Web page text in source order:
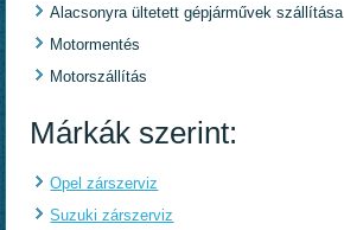
Alacsonyra ültetett gépjárművek szállítása
Motormentés
Motorszállítás
Márkák szerint:
Opel zárszerviz
Suzuki zárszerviz